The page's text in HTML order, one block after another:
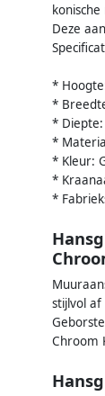
Deze
*
*
*
*
* Kleur:
*
*
stijlvol af
Chroom